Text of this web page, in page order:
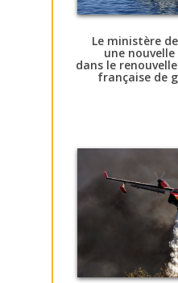
Le ministère
une
dans le
française de